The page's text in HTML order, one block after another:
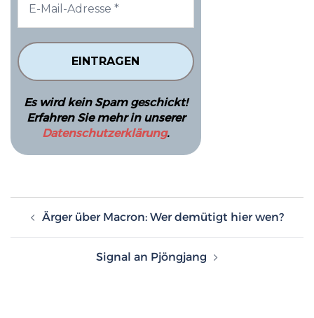
Es wird kein Spam geschickt!
Erfahren Sie mehr in unserer
Datenschutzerklärung.
Beitragsnavigation
Ärger über Macron: Wer demütigt hier wen?
Signal an Pjöngjang